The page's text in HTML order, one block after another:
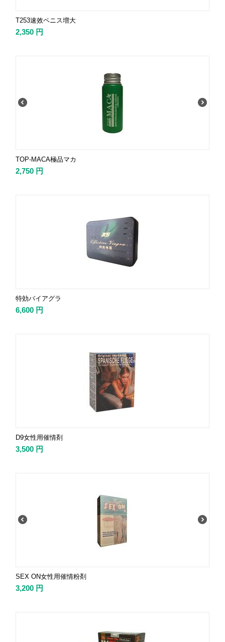
T253速效ペニス増大
2,350 円
TOP-MACA極品マカ
2,750 円
特効バイアグラ
6,600 円
D9女性用催情剤
3,500 円
SEX ON女性用催情粉剤
3,200 円